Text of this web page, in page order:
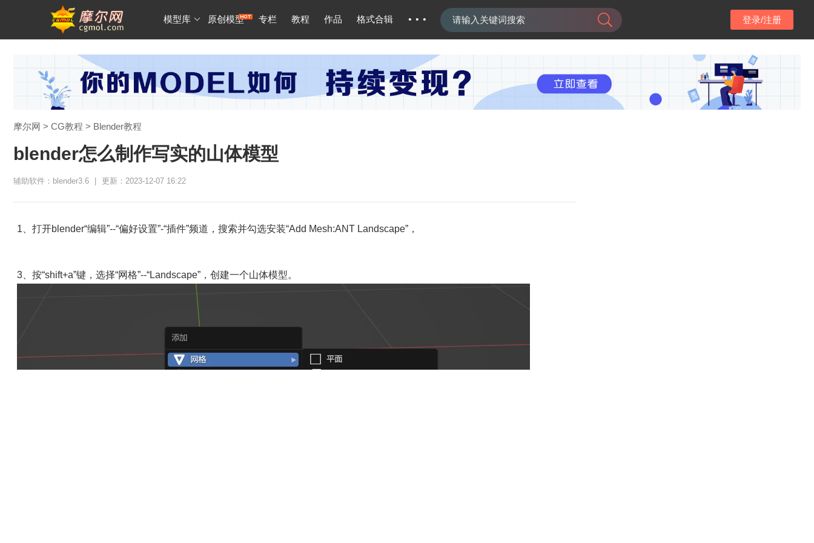
模型库 原创模型 专栏 教程 作品 格式合辑 ··· 登录/注册
摩尔网 > CG教程 > Blender教程
blender怎么制作写实的山体模型
辅助软件：blender3.6 更新：2023-12-07 16:22
1、打开blender“编辑”--“偏好设置”-“插件”频道，搜索并勾选安装“Add Mesh:ANT Landscape”，